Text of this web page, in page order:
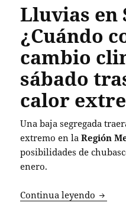
Lluvias en
¿Cuándo
cambio
sábado
calor
Una baja segregada
extremo en laRegión
posibilidades de
enero.
Continua leyendo